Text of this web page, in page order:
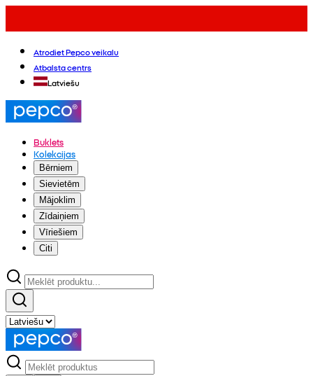
Atrodiet Pepco veikalu
Atbalsta centrs
Latviešu
Buklets
Kolekcijas
Bērniem
Sievietēm
Mājoklim
Zīdaiņiem
Vīriešiem
Citi